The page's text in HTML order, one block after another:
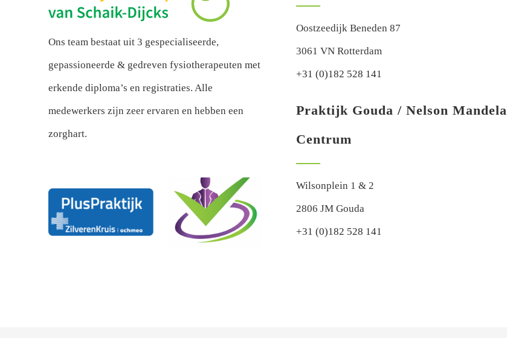
Ons team bestaat uit 3 gespecialiseerde,
gepassioneerde & gedreven fysiotherapeuten met
erkende diploma’s en registraties. Alle
medewerkers zijn zeer ervaren en hebben een
zorghart.
Oostzeedijk Beneden 87
3061 VN Rotterdam
+31 (0)182 528 141
Praktijk Gouda / Nelson Mandela
Centrum
Wilsonplein 1 & 2
2806 JM Gouda
+31 (0)182 528 141